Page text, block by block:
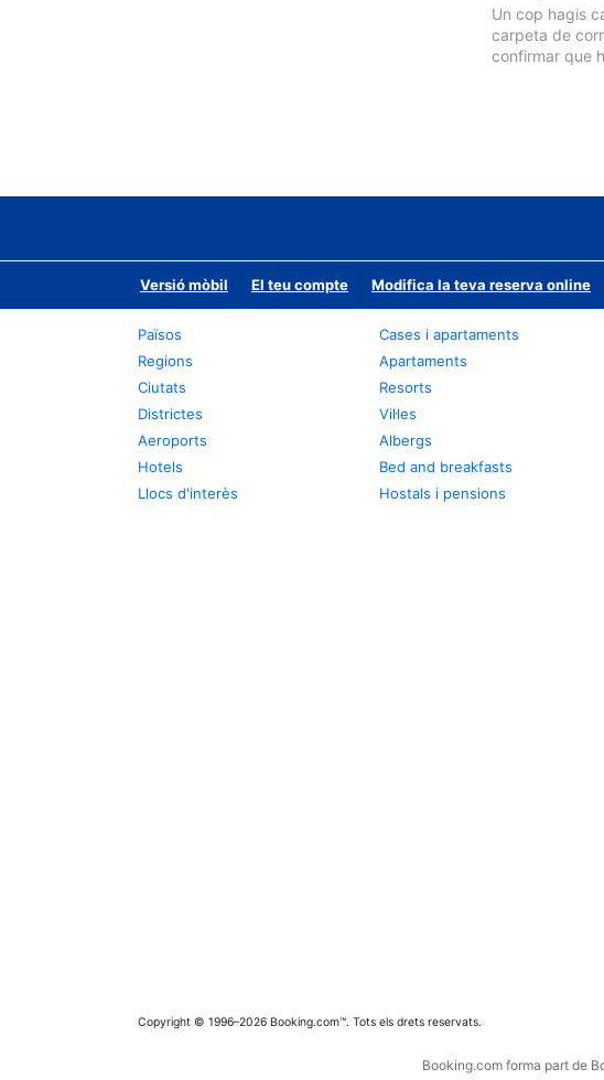
Un cop hagis
carpeta de
confirmar que
Versió mòbil El teu compte Modifica la teva reserva online
Països
Regions
Ciutats
Districtes
Aeroports
Hotels
Llocs d'interès
Cases i apartaments
Apartaments
Resorts
Vil·les
Albergs
Bed and breakfasts
Hostals i pensions
Copyright © 1996–2026 Booking.com™. Tots els drets reservats.
Booking.com forma part de